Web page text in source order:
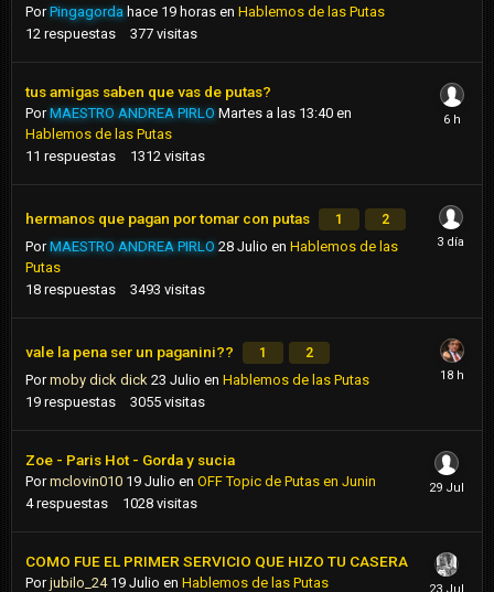
PorPingagorda hace 19 horas en Hablemos de las Putas
12 respuestas 377 visitas
tus amigas saben que vas de putas?
PorMAESTRO ANDREA PIRLO Martes a las 13:40 en
Hablemos de las Putas
11 respuestas 1312 visitas
hermanos que pagan por tomar con putas 1 2
PorMAESTRO ANDREA PIRLO 28 Julio en Hablemos de las
Putas
18 respuestas 3493 visitas
vale la pena ser un paganini?? 1 2
Pormoby dick dick 23 Julio en Hablemos de las Putas
19 respuestas 3055 visitas
Zoe - Paris Hot - Gorda y sucia
Pormclovin010 19 Julio en OFF Topic de Putas en Junin
4 respuestas 1028 visitas
COMO FUE EL PRIMER SERVICIO QUE HIZO TU CASERA
Porjubilo_24 19 Julio en Hablemos de las Putas